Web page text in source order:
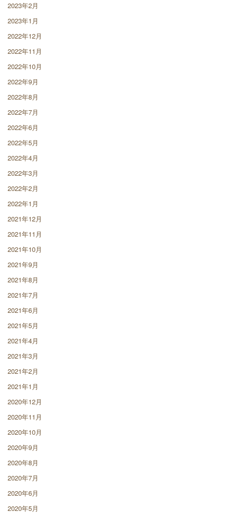
2023年2月
2023年1月
2022年12月
2022年11月
2022年10月
2022年9月
2022年8月
2022年7月
2022年6月
2022年5月
2022年4月
2022年3月
2022年2月
2022年1月
2021年12月
2021年11月
2021年10月
2021年9月
2021年8月
2021年7月
2021年6月
2021年5月
2021年4月
2021年3月
2021年2月
2021年1月
2020年12月
2020年11月
2020年10月
2020年9月
2020年8月
2020年7月
2020年6月
2020年5月